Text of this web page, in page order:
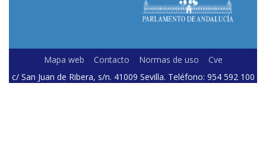
Mapa web Contacto Normas de uso
Cve
c/ San Juan de Ribera, s/n. 41009 Sevilla. Teléfono: 954 592 100